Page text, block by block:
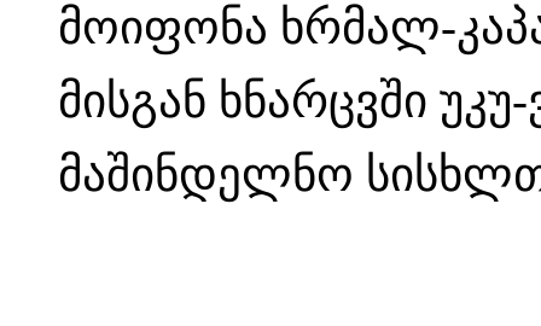
მოიფონა ხრმალ-
მისგან ხნარცვში
მაშინდელნო